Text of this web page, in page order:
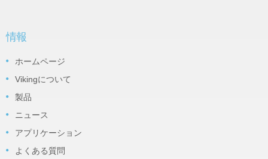
情報
ホームページ
Vikingについて
製品
ニュース
アプリケーション
よくある質問